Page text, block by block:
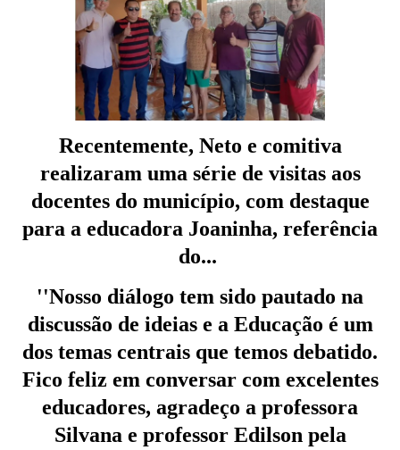
Recentemente, Neto e comitiva
realizaram uma série de visitas aos
docentes do município, com destaque
para a educadora Joaninha, referência
do...
''Nosso diálogo tem sido pautado na
discussão de ideias e a Educação é um
dos temas centrais que temos debatido.
Fico feliz em conversar com excelentes
educadores, agradeço a professora
Silvana e professor Edilson pela